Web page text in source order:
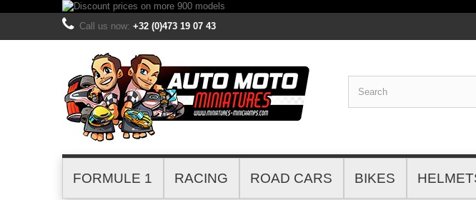
Call us now: +32 (0)473 19 07 43
FORMULE 1 RACING ROAD CARS BIKES